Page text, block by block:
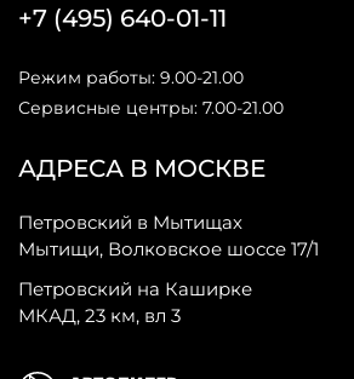
АДРЕСА В МОСКВЕ
Петровский в Мытищах
Мытищи, Волковское шоссе 17/1
Петровский на Каширке
МКАД, 23 км, вл 3
+7 (495) 640-01-11
Режим работы: 9.00-21.00
Сервисные центры: 7.00-21.00